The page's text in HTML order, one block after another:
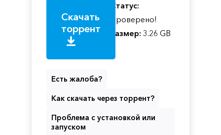
Скачать
торрент
Статус:
Проверено!
Размер: 3.26 GB
Есть жалоба?
Как скачать через торрент?
Проблема с установкой или
запуском